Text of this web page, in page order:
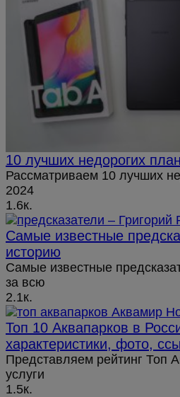
10 лучших недорогих
Рассматриваем 10 лучших
2024
1.6к.
Самые известные
историю
Самые известные
за всю
2.1к.
Топ 10 Аквапарков в
характеристики, фото,
Представляем рейтинг Топ
услуги
1.5к.